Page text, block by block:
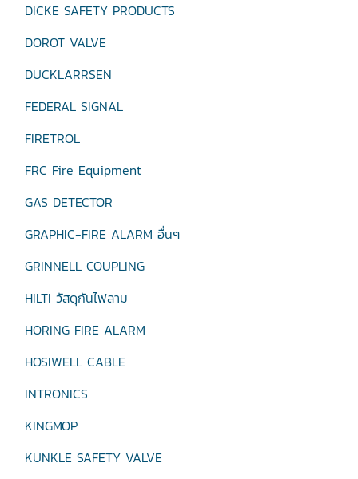
DICKE SAFETY PRODUCTS
DOROT VALVE
DUCKLARRSEN
FEDERAL SIGNAL
FIRETROL
FRC Fire Equipment
GAS DETECTOR
GRAPHIC-FIRE ALARM อื่นๆ
GRINNELL COUPLING
HILTI วัสดุกันไฟลาม
HORING FIRE ALARM
HOSIWELL CABLE
INTRONICS
KINGMOP
KUNKLE SAFETY VALVE